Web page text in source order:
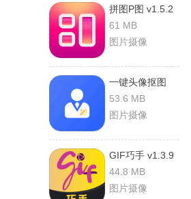
拼图P图 v1.5.2
安卓版
61 MB
图片摄像
一键头像抠图
v1.0.2 安卓版
53.6 MB
图片摄像
GIF巧手 v1.3.9
安卓版
44.8 MB
图片摄像